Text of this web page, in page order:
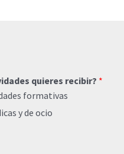
quieres recibir? *
formativas
y de ocio